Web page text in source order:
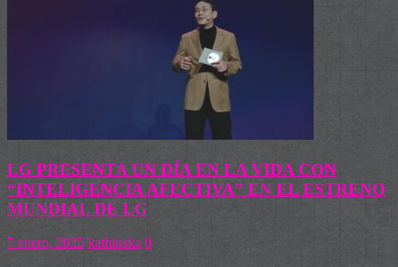
LG PRESENTA UN DÍA EN LA VIDA CON
“INTELIGENCIA AFECTIVA” EN EL ESTRENO
MUNDIAL DE LG
7 enero, 2025 kathiuska 0